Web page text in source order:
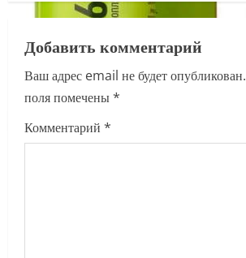
a
v
i
g
Добавить комментарий
Ваш адрес email не будет опубликован.
поля помечены*
Комментарий *